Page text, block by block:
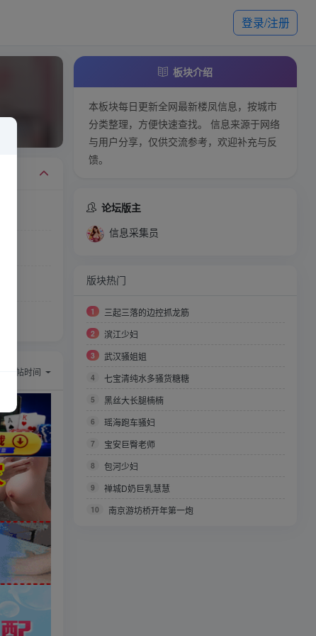
登录/注册
回帖时间
板块介绍
本板块每日更新全网最新楼凤信息，按城市
分类整理，方便快速查找。 信息来源于网络
与用户分享，仅供交流参考，欢迎补充与反
馈。
论坛版主
信息采集员
版块热门
1 三起三落的边控抓龙筋
2 滨江少妇
3 武汉骚姐姐
4 七宝清纯水多骚货糖糖
5 黑丝大长腿楠楠
6 瑶海跑车骚妇
7 宝安巨臀老师
8 包河少妇
9 禅城D奶巨乳慧慧
10 南京游坊桥开年第一炮